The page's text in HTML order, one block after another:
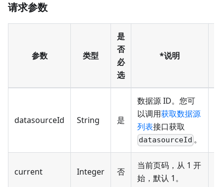
请求参数
参数 类型
是
否
必
选
*说明
datasourceId String 是
数据源 ID。您可
以调用获取数据源
列表接口获取
datasourceId 。
current Integer 否
当前页码，从 1 开
始，默认 1。